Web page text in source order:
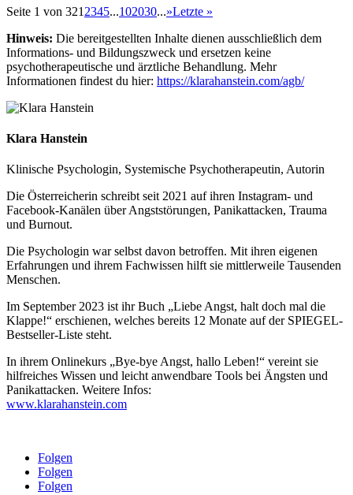
Seite 1 von 321 2345...102030...»Letzte »
Hinweis: Die bereitgestellten Inhalte dienen ausschließlich dem
Informations- und Bildungszweck und ersetzen keine
psychotherapeutische und ärztliche Behandlung. Mehr
Informationen findest du hier: https://klarahanstein.com/agb/
Klara Hanstein
Klinische Psychologin, Systemische Psychotherapeutin, Autorin
Die Österreicherin schreibt seit 2021 auf ihren Instagram- und
Facebook-Kanälen über Angststörungen, Panikattacken, Trauma
und Burnout.
Die Psychologin war selbst davon betroffen. Mit ihren eigenen
Erfahrungen und ihrem Fachwissen hilft sie mittlerweile Tausenden
Menschen.
Im September 2023 ist ihr Buch „Liebe Angst, halt doch mal die
Klappe!“ erschienen, welches bereits 12 Monate auf der SPIEGEL-
Bestseller-Liste steht.
In ihrem Onlinekurs „Bye-bye Angst, hallo Leben!“ vereint sie
hilfreiches Wissen und leicht anwendbare Tools bei Ängsten und
Panikattacken. Weitere Infos:
www.klarahanstein.com
Folgen
Folgen
Folgen